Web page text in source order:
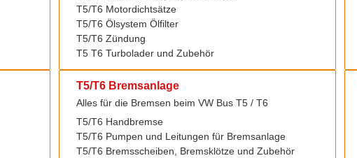
T5/T6 Motordichtsätze
T5/T6 Ölsystem Ölfilter
T5/T6 Zündung
T5 T6 Turbolader und Zubehör
T5/T6 Bremsanlage
Alles für die Bremsen beim VW Bus T5 / T6
T5/T6 Handbremse
T5/T6 Pumpen und Leitungen für Bremsanlage
T5/T6 Bremsscheiben, Bremsklötze und Zubehör